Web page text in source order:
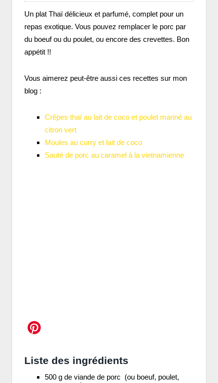
Un plat Thaï délicieux et parfumé, complet pour un
repas exotique. Vous pouvez remplacer le porc par
du boeuf ou du poulet, ou encore des crevettes. Bon
appétit !!
Vous aimerez peut-être aussi ces recettes sur mon
blog :
Crêpes thaï au lait de coco et poulet mariné au
citron vert
Moules au curry et lait de coco
Sauté de porc au caramel à la vietnamienne
Liste des ingrédients
500 g de viande de porc (ou boeuf, poulet,